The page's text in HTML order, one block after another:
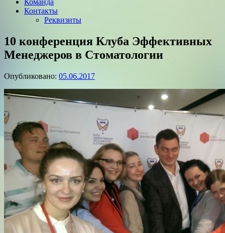
Команда
Контакты
Реквизиты
10 конференция Клуба Эффективных
Менеджеров в Стоматологии
Опубликовано: 05.06.2017